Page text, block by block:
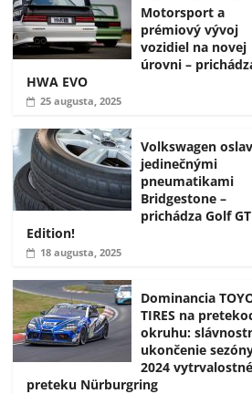
Motorsport a
prémiový vývoj
vozidiel na novej
úrovni –
HWA EVO
25 augusta, 2025
Volkswagen
jedinečnými
pneumatikami
Bridgestone –
prichádza Golf
Edition!
18 augusta, 2025
Dominancia
TIRES na
okruhu:
ukončenie
2024
preteku Nürburgring